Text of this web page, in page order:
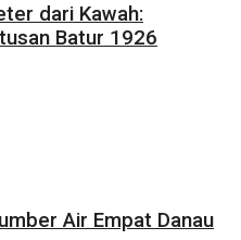
dari Kawah:
Batur 1926
Air Empat Danau